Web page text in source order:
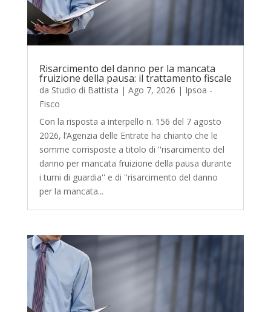
Risarcimento del danno per la mancata
fruizione della pausa: il trattamento fiscale
da Studio di Battista | Ago 7, 2026 | Ipsoa -
Fisco
Con la risposta a interpello n. 156 del 7 agosto
2026, l’Agenzia delle Entrate ha chiarito che le
somme corrisposte a titolo di ''risarcimento del
danno per mancata fruizione della pausa durante
i turni di guardia'' e di ''risarcimento del danno
per la mancata...